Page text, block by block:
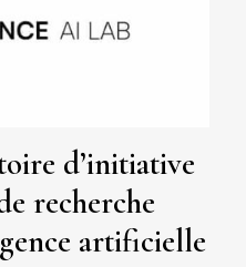
d’initiative
recherche
artificielle